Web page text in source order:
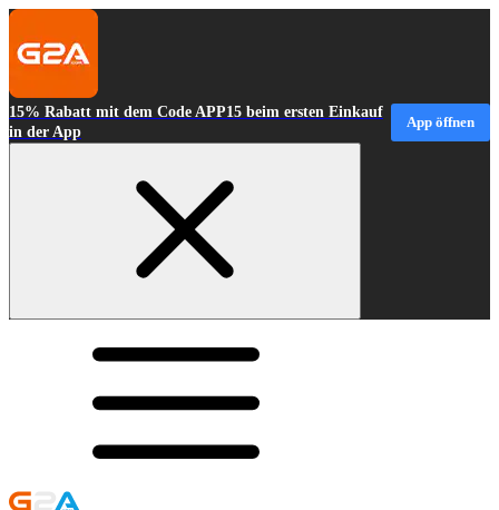
15% Rabatt mit dem Code APP15 beim ersten Einkauf
in der App
App öffnen